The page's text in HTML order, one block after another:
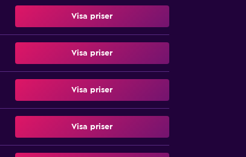
Visa priser
Visa priser
Visa priser
Visa priser